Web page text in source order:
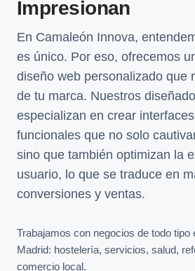
Impresionan
En Camaleón Innova,
es único. Por eso, ofrecemos
diseño web personalizado que
de tu marca. Nuestros
especializan en crear
funcionales que no solo
sino que también optimizan la
usuario, lo que se traduce en
conversiones y ventas.
Trabajamos con negocios de todo tipo
Madrid: hostelería, servicios, salud,
comercio local.